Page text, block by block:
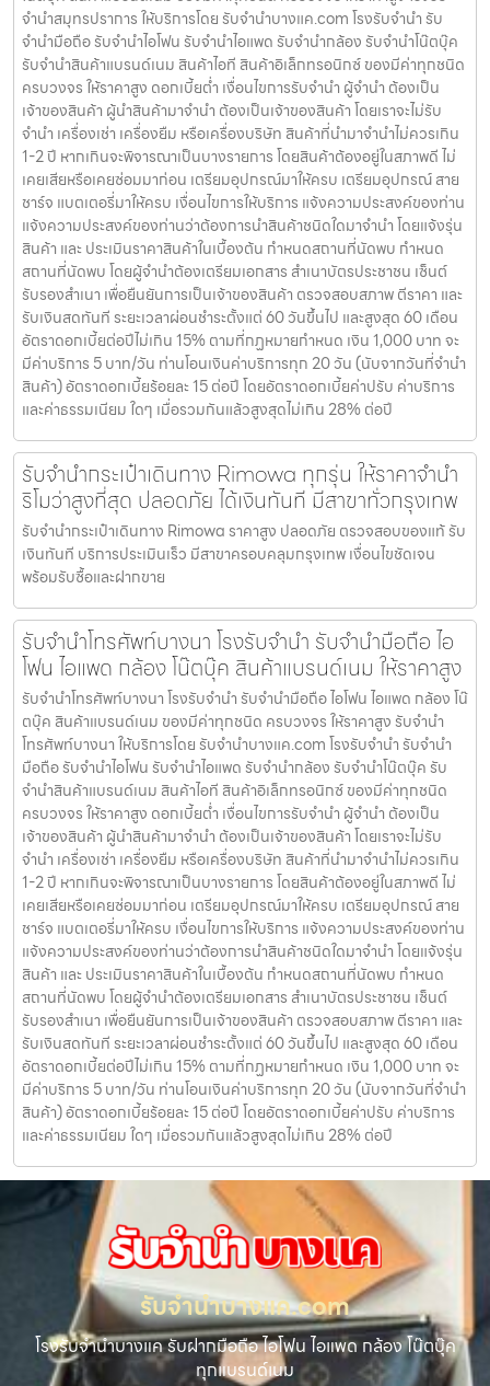
จำนำสมุทรปราการ ให้บริการโดย รับจํานําบางแค.com โรงรับจำนำ รับ
จำนำมือถือ รับจำนำไอโฟน รับจำนำไอแพด รับจำนำกล้อง รับจำนำโน๊ตบุ๊ค
รับจำนำสินค้าแบรนด์เนม สินค้าไอที สินค้าอิเล็กทรอนิกซ์ ของมีค่าทุกชนิด
ครบวงจร ให้ราคาสูง ดอกเบี้ยต่ำ เงื่อนไขการรับจำนำ ผู้จำนำ ต้องเป็น
เจ้าของสินค้า ผู้นำสินค้ามาจำนำ ต้องเป็นเจ้าของสินค้า โดยเราจะไม่รับ
จำนำ เครื่องเช่า เครื่องยืม หรือเครื่องบริษัท สินค้าที่นำมาจำนำไม่ควรเกิน
1-2 ปี หากเกินจะพิจารณาเป็นบางรายการ โดยสินค้าต้องอยู่ในสภาพดี ไม่
เคยเสียหรือเคยซ่อมมาก่อน เตรียมอุปกรณ์มาให้ครบ เตรียมอุปกรณ์ สาย
ชาร์จ แบตเตอรี่มาให้ครบ เงื่อนไขการให้บริการ แจ้งความประสงค์ของท่าน
แจ้งความประสงค์ของท่านว่าต้องการนำสินค้าชนิดใดมาจำนำ โดยแจ้งรุ่น
สินค้า และ ประเมินราคาสินค้าในเบื้องต้น กำหนดสถานที่นัดพบ กำหนด
สถานที่นัดพบ โดยผู้จำนำต้องเตรียมเอกสาร สำเนาบัตรประชาชน เซ็นต์
รับรองสำเนา เพื่อยืนยันการเป็นเจ้าของสินค้า ตรวจสอบสภาพ ตีราคา และ
รับเงินสดทันที ระยะเวลาผ่อนชำระตั้งแต่ 60 วันขึ้นไป และสูงสุด 60 เดือน
อัตราดอกเบี้ยต่อปีไม่เกิน 15% ตามที่กฏหมายกำหนด เงิน 1,000 บาท จะ
มีค่าบริการ 5 บาท/วัน ท่านโอนเงินค่าบริการทุก 20 วัน (นับจากวันที่จำนำ
สินค้า) อัตราดอกเบี้ยร้อยละ 15 ต่อปี โดยอัตราดอกเบี้ยค่าปรับ ค่าบริการ
และค่าธรรมเนียม ใดๆ เมื่อรวมกันแล้วสูงสุดไม่เกิน 28% ต่อปี
รับจำนำกระเป๋าเดินทาง Rimowa ทุกรุ่น ให้ราคาจำนำ
ริโมว่าสูงที่สุด ปลอดภัย ได้เงินทันที มีสาขาทั่วกรุงเทพ
รับจำนำกระเป๋าเดินทาง Rimowa ราคาสูง ปลอดภัย ตรวจสอบของแท้ รับ
เงินทันที บริการประเมินเร็ว มีสาขาครอบคลุมกรุงเทพ เงื่อนไขชัดเจน
พร้อมรับซื้อและฝากขาย
รับจำนำโทรศัพท์บางนา โรงรับจำนำ รับจำนำมือถือ ไอ
โฟน ไอแพด กล้อง โน๊ตบุ๊ค สินค้าแบรนด์เนม ให้ราคาสูง
รับจำนำโทรศัพท์บางนา โรงรับจำนำ รับจำนำมือถือ ไอโฟน ไอแพด กล้อง โน๊
ตบุ๊ค สินค้าแบรนด์เนม ของมีค่าทุกชนิด ครบวงจร ให้ราคาสูง รับจำนำ
โทรศัพท์บางนา ให้บริการโดย รับจํานําบางแค.com โรงรับจำนำ รับจำนำ
มือถือ รับจำนำไอโฟน รับจำนำไอแพด รับจำนำกล้อง รับจำนำโน๊ตบุ๊ค รับ
จำนำสินค้าแบรนด์เนม สินค้าไอที สินค้าอิเล็กทรอนิกซ์ ของมีค่าทุกชนิด
ครบวงจร ให้ราคาสูง ดอกเบี้ยต่ำ เงื่อนไขการรับจำนำ ผู้จำนำ ต้องเป็น
เจ้าของสินค้า ผู้นำสินค้ามาจำนำ ต้องเป็นเจ้าของสินค้า โดยเราจะไม่รับ
จำนำ เครื่องเช่า เครื่องยืม หรือเครื่องบริษัท สินค้าที่นำมาจำนำไม่ควรเกิน
1-2 ปี หากเกินจะพิจารณาเป็นบางรายการ โดยสินค้าต้องอยู่ในสภาพดี ไม่
เคยเสียหรือเคยซ่อมมาก่อน เตรียมอุปกรณ์มาให้ครบ เตรียมอุปกรณ์ สาย
ชาร์จ แบตเตอรี่มาให้ครบ เงื่อนไขการให้บริการ แจ้งความประสงค์ของท่าน
แจ้งความประสงค์ของท่านว่าต้องการนำสินค้าชนิดใดมาจำนำ โดยแจ้งรุ่น
สินค้า และ ประเมินราคาสินค้าในเบื้องต้น กำหนดสถานที่นัดพบ กำหนด
สถานที่นัดพบ โดยผู้จำนำต้องเตรียมเอกสาร สำเนาบัตรประชาชน เซ็นต์
รับรองสำเนา เพื่อยืนยันการเป็นเจ้าของสินค้า ตรวจสอบสภาพ ตีราคา และ
รับเงินสดทันที ระยะเวลาผ่อนชำระตั้งแต่ 60 วันขึ้นไป และสูงสุด 60 เดือน
อัตราดอกเบี้ยต่อปีไม่เกิน 15% ตามที่กฏหมายกำหนด เงิน 1,000 บาท จะ
มีค่าบริการ 5 บาท/วัน ท่านโอนเงินค่าบริการทุก 20 วัน (นับจากวันที่จำนำ
สินค้า) อัตราดอกเบี้ยร้อยละ 15 ต่อปี โดยอัตราดอกเบี้ยค่าปรับ ค่าบริการ
และค่าธรรมเนียม ใดๆ เมื่อรวมกันแล้วสูงสุดไม่เกิน 28% ต่อปี
รับจํานําบางแค.com
โรงรับจำนำบางแค รับฝากมือถือ ไอโฟน ไอแพด กล้อง โน๊ตบุ๊ค
ทุกแบรนด์เนม